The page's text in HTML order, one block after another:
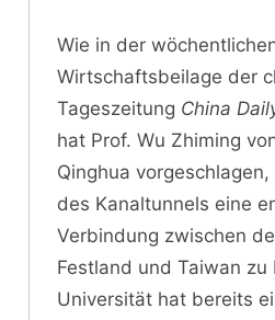
Wie in der
Wirtschaftsbeilage der
Tageszeitung China
hat Prof. Wu Zhiming
Qinghua
des Kanaltunnels eine
Verbindung zwischen
Festland und Taiwan zu
Universität hat bereits